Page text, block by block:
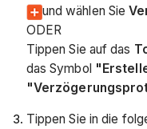
und wählen Sie
ODER
Tippen Sie auf das
das Symbol
Tippen Sie in die